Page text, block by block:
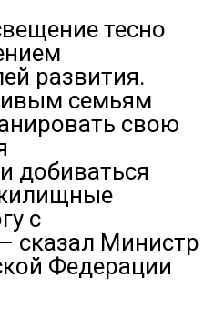
тесно
развития.
семьям
свою
добиваться
с
сказал Министр
Федерации